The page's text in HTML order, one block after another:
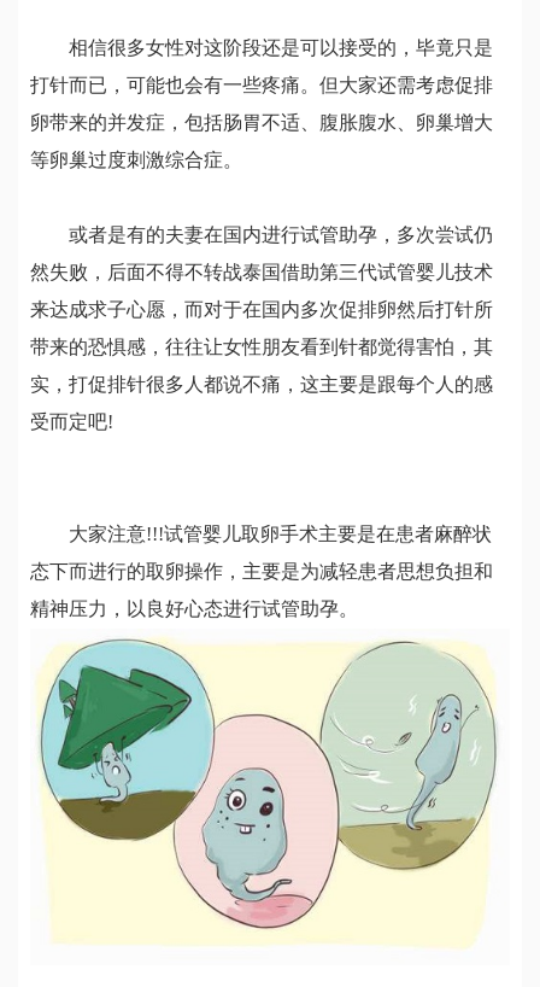
相信很多女性对这阶段还是可以接受的，毕竟只是
打针而已，可能也会有一些疼痛。但大家还需考虑促排
卵带来的并发症，包括肠胃不适、腹胀腹水、卵巢增大
等卵巢过度刺激综合症。
或者是有的夫妻在国内进行试管助孕，多次尝试仍
然失败，后面不得不转战泰国借助第三代试管婴儿技术
来达成求子心愿，而对于在国内多次促排卵然后打针所
带来的恐惧感，往往让女性朋友看到针都觉得害怕，其
实，打促排针很多人都说不痛，这主要是跟每个人的感
受而定吧!
大家注意!!!试管婴儿取卵手术主要是在患者麻醉状
态下而进行的取卵操作，主要是为减轻患者思想负担和
精神压力，以良好心态进行试管助孕。